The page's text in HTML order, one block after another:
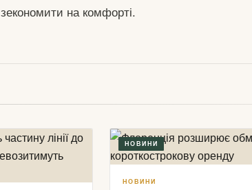
зекономити на комфорті.
НОВИНИ
НОВИНИ